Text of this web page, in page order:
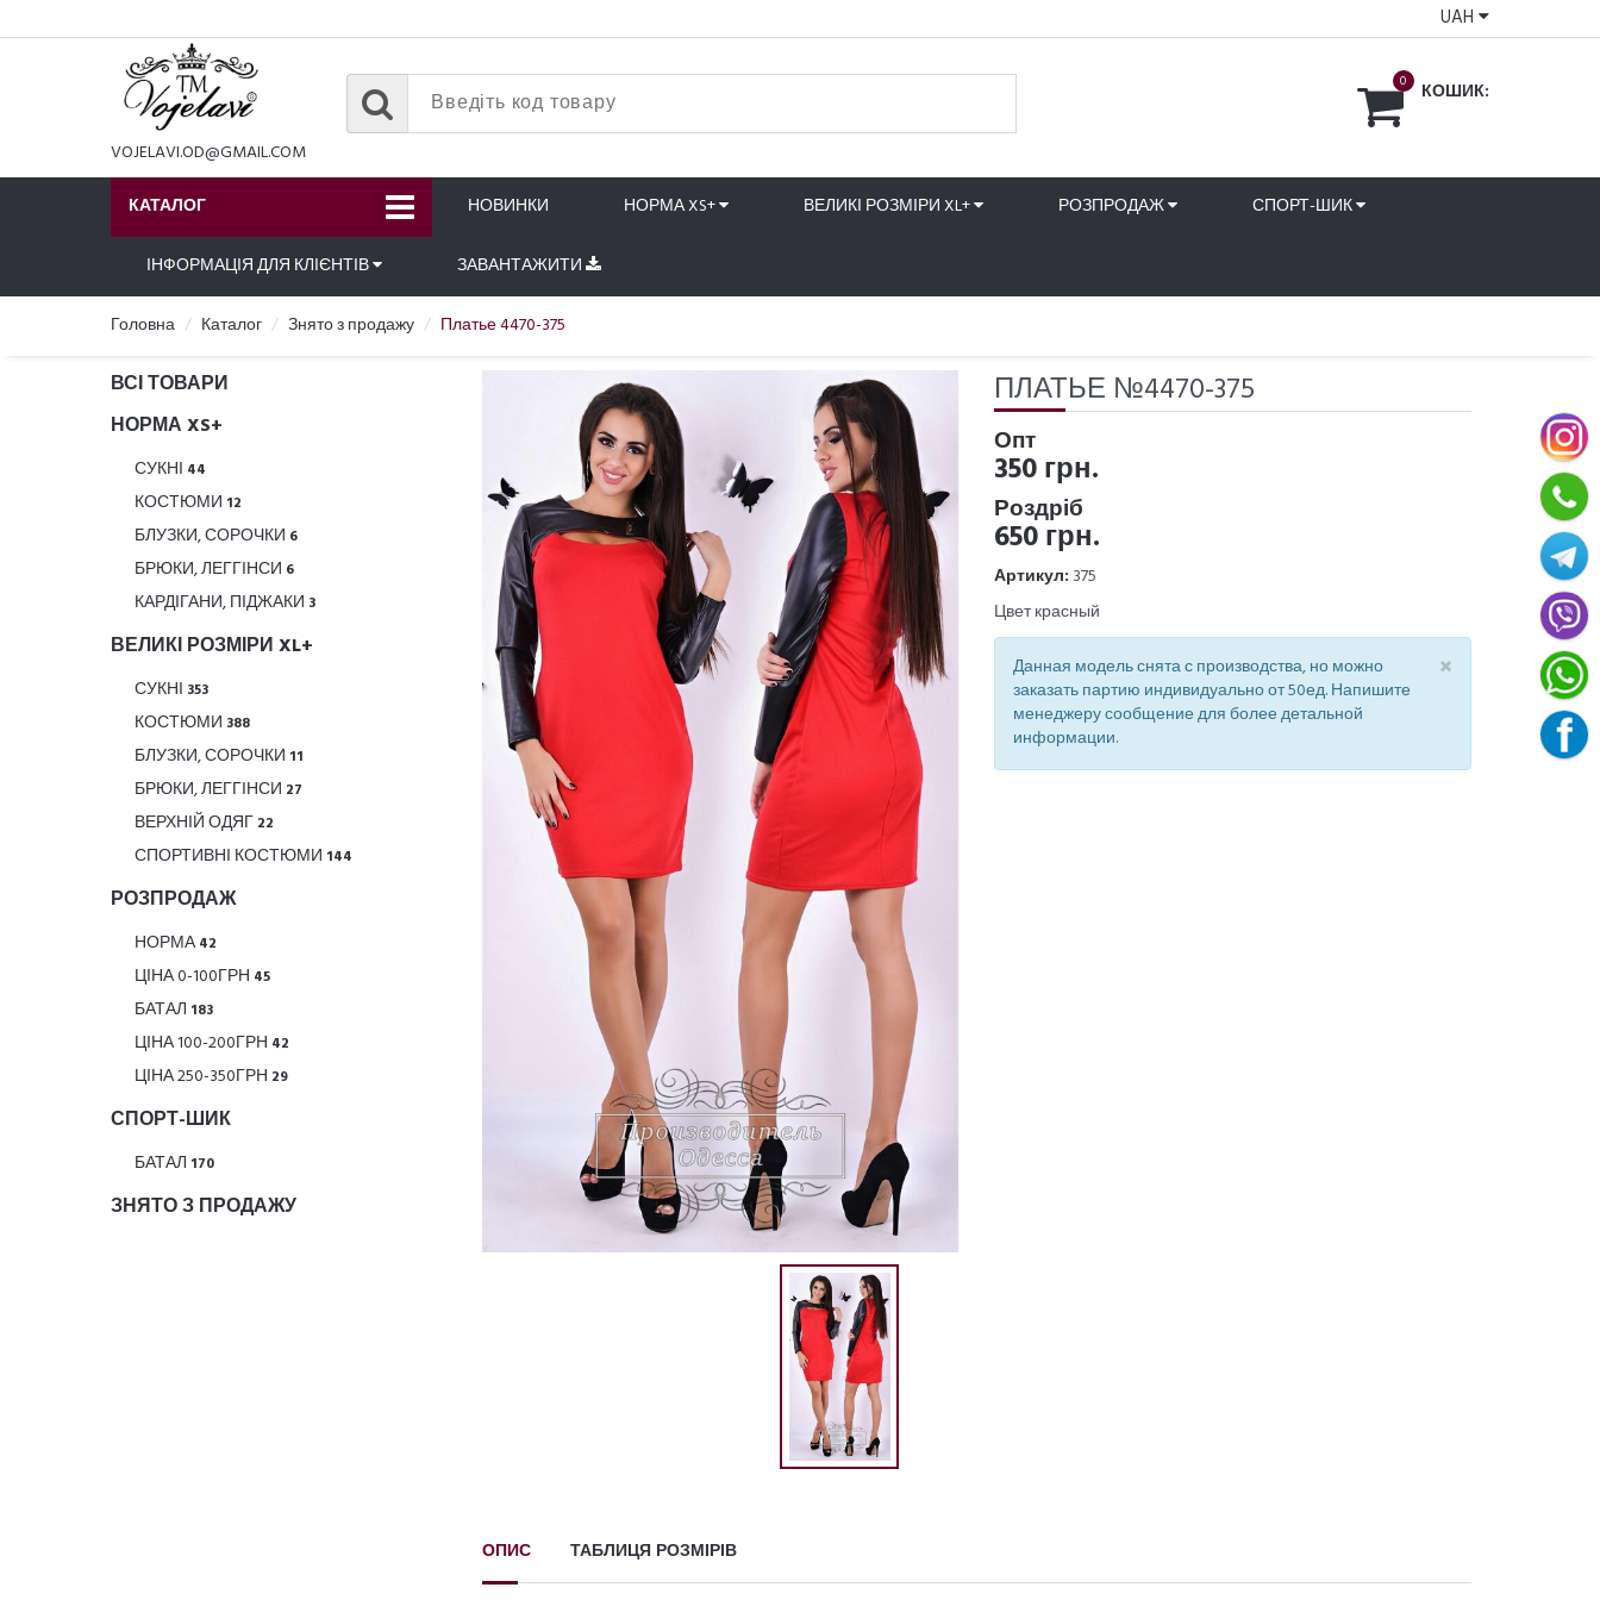
UAH
VOJELAVI.OD@GMAIL.COM
0 КОШИК:
КАТАЛОГ НОВИНКИ НОРМА XS+ ВЕЛИКІ РОЗМІРИ XL+ РОЗПРОДАЖ СПОРТ-ШИК
ІНФОРМАЦІЯ ДЛЯ КЛІЄНТІВ ЗАВАНТАЖИТИ
Головна Каталог Знято з продажу Платье 4470-375
ВСІ ТОВАРИ
НОРМА XS+
СУКНІ 44
КОСТЮМИ 12
БЛУЗКИ, СОРОЧКИ 6
БРЮКИ, ЛЕГГІНСИ 6
КАРДІГАНИ, ПІДЖАКИ 3
ВЕЛИКІ РОЗМІРИ XL+
СУКНІ 353
КОСТЮМИ 388
БЛУЗКИ, СОРОЧКИ 11
БРЮКИ, ЛЕГГІНСИ 27
ВЕРХНІЙ ОДЯГ 22
СПОРТИВНІ КОСТЮМИ 144
РОЗПРОДАЖ
НОРМА42
ЦІНА 0-100ГРН 45
БАТАЛ 183
ЦІНА 100-200ГРН 42
ЦІНА 250-350ГРН 29
СПОРТ-ШИК
БАТАЛ 170
ЗНЯТО З ПРОДАЖУ
ПЛАТЬЕ №4470-375
Опт
350 грн.
Роздріб
650 грн.
Артикул: 375
Цвет красный
×
Данная модель снята с производства, но можно
заказать партию индивидуально от 50ед. Напишите
менеджеру сообщение для более детальной
информации.
ОПИС ТАБЛИЦЯ РОЗМІРІВ